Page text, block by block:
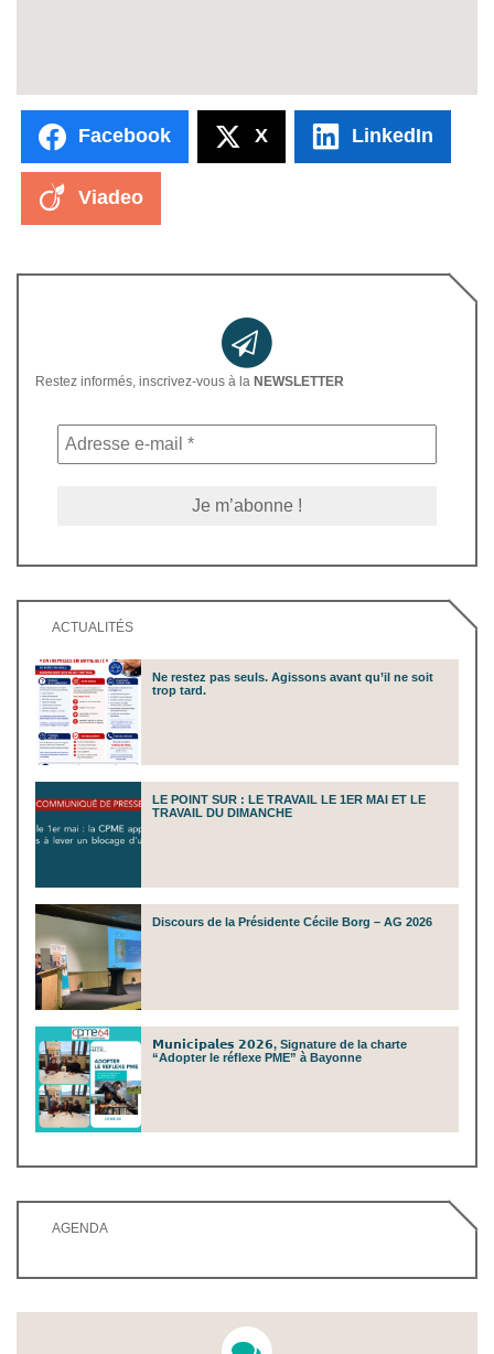
Facebook X LinkedIn
Viadeo
Restez informés, inscrivez-vous à la NEWSLETTER
ACTUALITÉS
Ne restez pas seuls. Agissons avant qu’il ne soit
trop tard.
LE POINT SUR : LE TRAVAIL LE 1ER MAI ET LE
TRAVAIL DU DIMANCHE
Discours de la Présidente Cécile Borg – AG 2026
𝗠𝘂𝗻𝗶𝗰𝗶𝗽𝗮𝗹𝗲𝘀 𝟮𝟬𝟮𝟲, Signature de la charte
“Adopter le réflexe PME” à Bayonne
AGENDA